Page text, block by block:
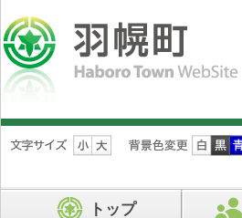
ナ
ビ
トップ